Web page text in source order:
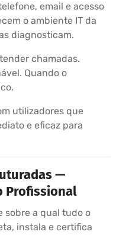
email e acesso
o ambiente IT da
diagnosticam.
chamadas.
Quando o
utilizadores que
e eficaz para
—
Profissional
sobre a qual tudo o
instala e certifica